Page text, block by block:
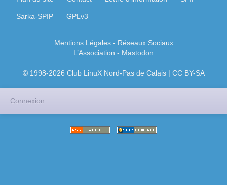
Sarka-SPIP GPLv3
Mentions Légales- Réseaux Sociaux
L’Association - Mastodon
© 1998-2026 Club LinuX Nord-Pas de Calais | CC BY-SA
Connexion